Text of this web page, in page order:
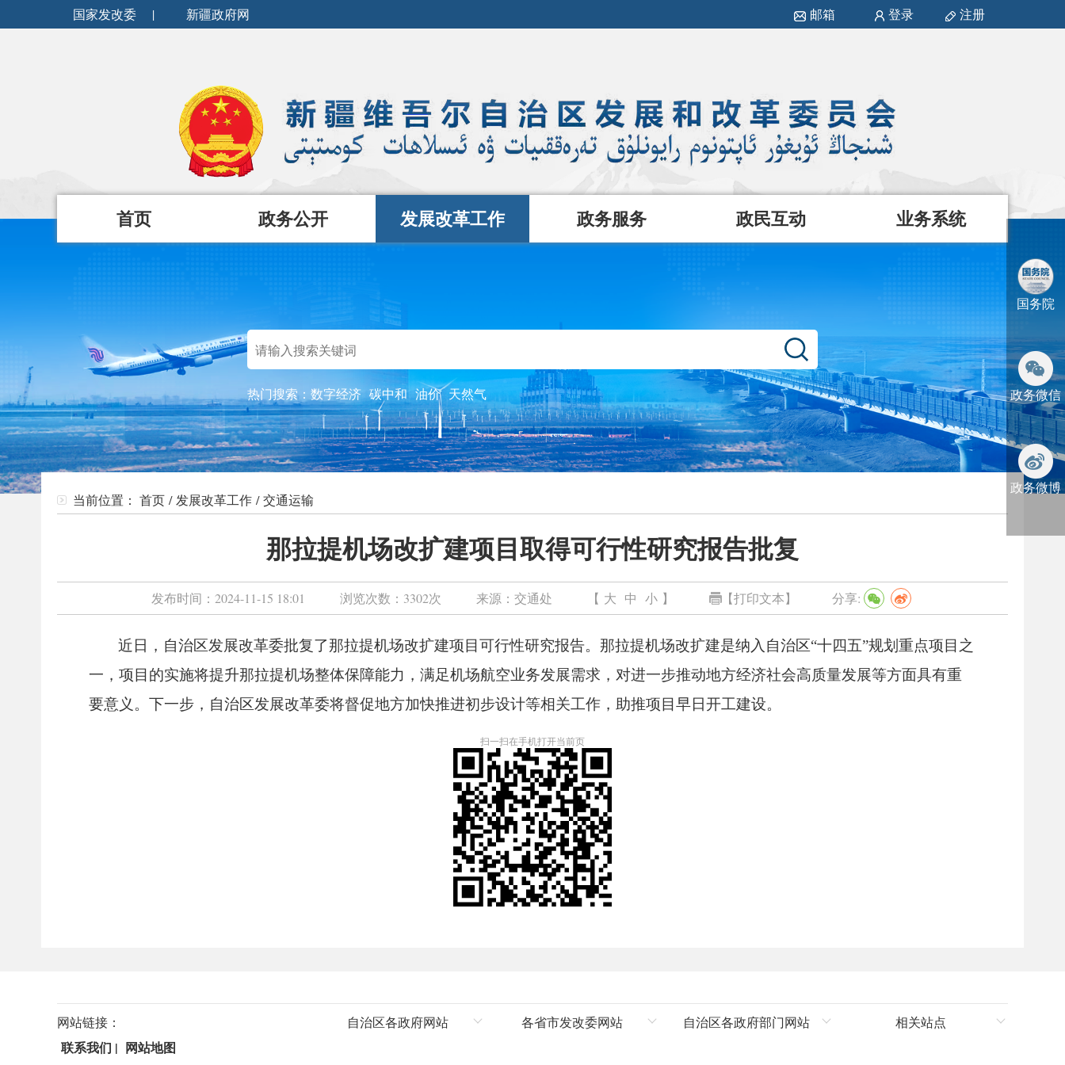
国家发改委 | 新疆政府网 邮箱 登录 注册
首页 政务公开 发展改革工作 政务服务 政民互动 业务系统
热门搜索： 数字经济 碳中和 油价 天然气
国务院
政务微信
政务微博
当前位置： 首页 / 发展改革工作 /交通运输
那拉提机场改扩建项目取得可行性研究报告批复
发布时间： 2024-11-15 18:01 浏览次数： 3302次 来源： 交通处 【 大 中 小 】 【打印文本】 分享:
近日，自治区发展改革委批复了那拉提机场改扩建项目可行性研究报告。那拉提机场改扩建是纳入自治区“十四五”规划重点项目之
一，项目的实施将提升那拉提机场整体保障能力，满足机场航空业务发展需求，对进一步推动地方经济社会高质量发展等方面具有重
要意义。下一步，自治区发展改革委将督促地方加快推进初步设计等相关工作，助推项目早日开工建设。
扫一扫在手机打开当前页
网站链接：
自治区各政府网站
各省市发改委网站
自治区各政府部门网站
相关站点
联系我们 | 网站地图